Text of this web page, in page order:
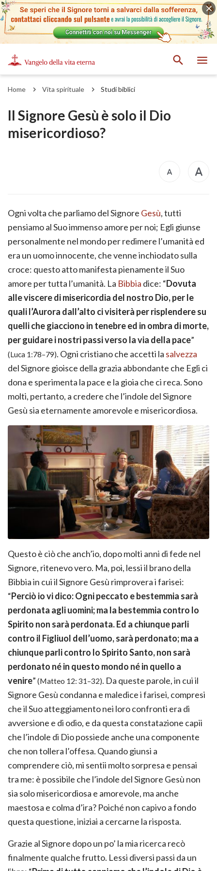
Home Vita spirituale Studi biblici
Il Signore Gesù è solo il Dio
misericordioso?
Ogni volta che parliamo del Signore Gesù, tutti
pensiamo al Suo immenso amore per noi; Egli giunse
personalmente nel mondo per redimere l’umanità ed
era un uomo innocente, che venne inchiodato sulla
croce: questo atto manifesta pienamente il Suo
amore per tutta l’umanità. La Bibbia dice: “Dovuta
alle viscere di misericordia del nostro Dio, per le
quali l’Aurora dall’alto ci visiterà per risplendere su
quelli che giacciono in tenebre ed in ombra di morte,
per guidare i nostri passi verso la via della pace”
(Luca 1:78–79). Ogni cristiano che accetti la salvezza
del Signore gioisce della grazia abbondante che Egli ci
dona e sperimenta la pace e la gioia che ci reca. Sono
molti, pertanto, a credere che l’indole del Signore
Gesù sia eternamente amorevole e misericordiosa.
Questo è ciò che anch’io, dopo molti anni di fede nel
Signore, ritenevo vero. Ma, poi, lessi il brano della
Bibbia in cui il Signore Gesù rimprovera i farisei:
“Perciò io vi dico: Ogni peccato e bestemmia sarà
perdonata agli uomini; ma la bestemmia contro lo
Spirito non sarà perdonata. Ed a chiunque parli
contro il Figliuol dell’uomo, sarà perdonato; ma a
chiunque parli contro lo Spirito Santo, non sarà
perdonato né in questo mondo né in quello a
venire” (Matteo 12: 31–32). Da queste parole, in cui il
Signore Gesù condanna e maledice i farisei, compresi
che il Suo atteggiamento nei loro confronti era di
avversione e di odio, e da questa constatazione capii
che l’indole di Dio possiede anche una componente
che non tollera l’offesa. Quando giunsi a
comprendere ciò, mi sentii molto sorpresa e pensai
tra me: è possibile che l’indole del Signore Gesù non
sia solo misericordiosa e amorevole, ma anche
maestosa e colma d’ira? Poiché non capivo a fondo
questa questione, iniziai a cercarne la risposta.
Grazie al Signore dopo un po’ la mia ricerca recò
finalmente qualche frutto. Lessi diversi passi da un